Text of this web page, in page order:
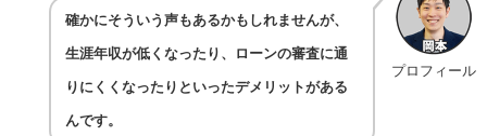
プロフィール
確かにそういう声もあるかもしれませんが、
生涯年収が低くなったり、ローンの審査に通
りにくくなったりといったデメリットがある
んです。